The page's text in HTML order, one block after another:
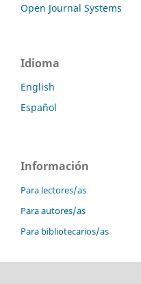
Open Journal Systems
Idioma
English
Español
Información
Para lectores/as
Para autores/as
Para bibliotecarios/as